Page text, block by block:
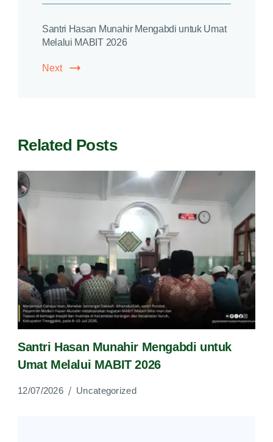
Santri Hasan Munahir Mengabdi untuk Umat
Melalui MABIT 2026
Next
Related Posts
Santri Hasan Munahir Mengabdi untuk
Umat Melalui MABIT 2026
12/07/2026 Uncategorized